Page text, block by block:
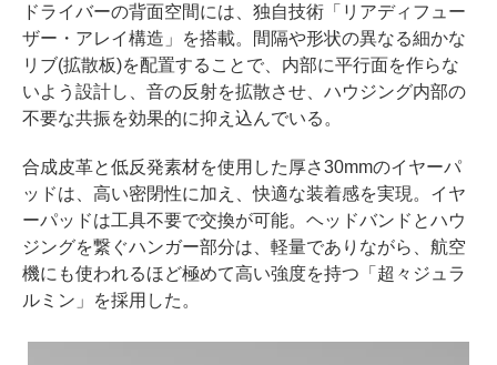
ドライバーの背面空間には、独自技術「リアディフュー
ザー・アレイ構造」を搭載。間隔や形状の異なる細かな
リブ(拡散板)を配置することで、内部に平行面を作らな
いよう設計し、音の反射を拡散させ、ハウジング内部の
不要な共振を効果的に抑え込んでいる。
合成皮革と低反発素材を使用した厚さ30mmのイヤーパ
ッドは、高い密閉性に加え、快適な装着感を実現。イヤ
ーパッドは工具不要で交換が可能。ヘッドバンドとハウ
ジングを繋ぐハンガー部分は、軽量でありながら、航空
機にも使われるほど極めて高い強度を持つ「超々ジュラ
ルミン」を採用した。